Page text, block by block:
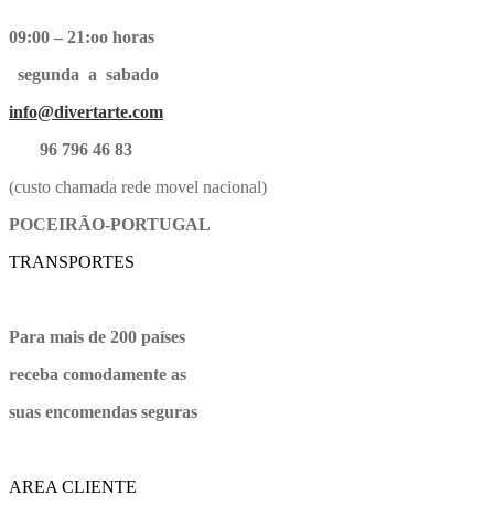
09:00 – 21:oo horas
segunda a sabado
info@divertarte.com
96 796 46 83
(custo chamada rede movel nacional)
POCEIRÃO-PORTUGAL
TRANSPORTES
Para mais de 200 países
receba comodamente as
suas encomendas seguras
AREA CLIENTE